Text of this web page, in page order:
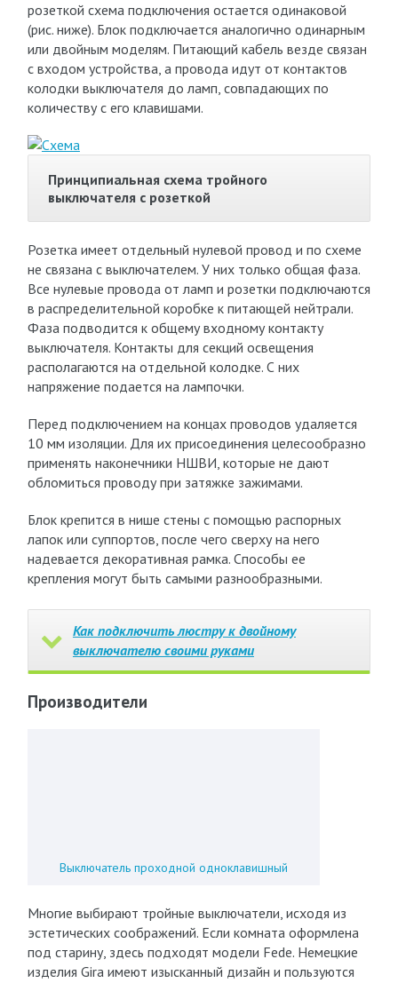
розеткой схема подключения остается одинаковой
(рис. ниже). Блок подключается аналогично одинарным
или двойным моделям. Питающий кабель везде связан
с входом устройства, а провода идут от контактов
колодки выключателя до ламп, совпадающих по
количеству с его клавишами.
Принципиальная схема тройного
выключателя с розеткой
Розетка имеет отдельный нулевой провод и по схеме
не связана с выключателем. У них только общая фаза.
Все нулевые провода от ламп и розетки подключаются
в распределительной коробке к питающей нейтрали.
Фаза подводится к общему входному контакту
выключателя. Контакты для секций освещения
располагаются на отдельной колодке. С них
напряжение подается на лампочки.
Перед подключением на концах проводов удаляется
10 мм изоляции. Для их присоединения целесообразно
применять наконечники НШВИ, которые не дают
обломиться проводу при затяжке зажимами.
Блок крепится в нише стены с помощью распорных
лапок или суппортов, после чего сверху на него
надевается декоративная рамка. Способы ее
крепления могут быть самыми разнообразными.
Как подключить люстру к двойному
выключателю своими руками
Производители
Выключатель проходной одноклавишный
Многие выбирают тройные выключатели, исходя из
эстетических соображений. Если комната оформлена
под старину, здесь подходят модели Fede. Немецкие
изделия Gira имеют изысканный дизайн и пользуются